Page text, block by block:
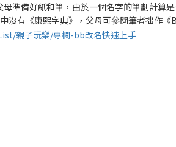
母準備好紙和筆，由於一個名字的筆劃計算
沒有《康熙字典》，父母可參閱筆者拙作《
親子玩樂/專欄-bb改名快速上手